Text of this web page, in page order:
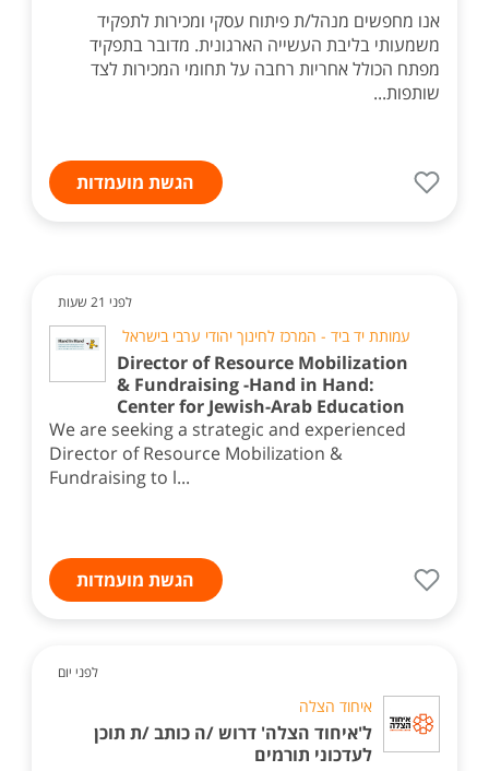
אנו מחפשים מנהל/ת פיתוח עסקי ומכירות לתפקיד
משמעותי בליבת העשייה הארגונית. מדובר בתפקיד
מפתח הכולל אחריות רחבה על תחומי המכירות לצד
שותפות...
הגשת מועמדות
לפני 21 שעות
עמותת יד ביד - המרכז לחינוך יהודי ערבי בישראל
Director of Resource Mobilization
& Fundraising -Hand in Hand:
Center for Jewish-Arab Education
We are seeking a strategic and experienced
Director of Resource Mobilization &
Fundraising to l...
הגשת מועמדות
לפני יום
איחוד הצלה
ל'איחוד הצלה' דרוש /ה כותב /ת תוכן
לעדכוני תורמים